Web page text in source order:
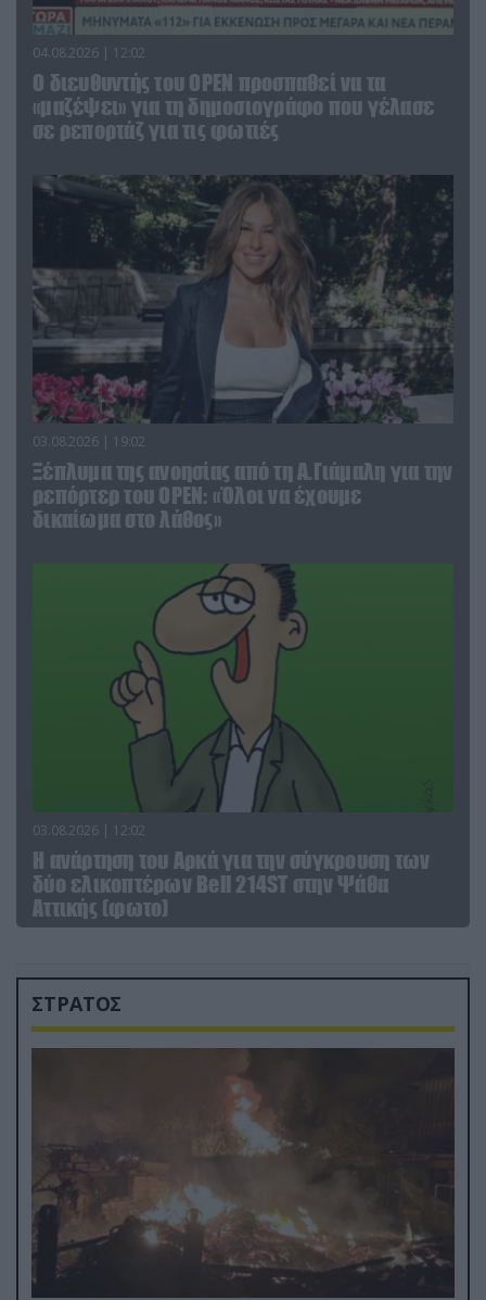
04.08.2026 | 12:02
O διευθυντής του OPEN προσπαθεί να τα
«μαζέψει» για τη δημοσιογράφο που γέλασε
σε ρεπορτάζ για τις φωτιές
03.08.2026 | 19:02
Ξέπλυμα της ανοησίας από τη Α.Γιάμαλη για την
ρεπόρτερ του ΟΡΕΝ: «Όλοι να έχουμε
δικαίωμα στο λάθος»
03.08.2026 | 12:02
Η ανάρτηση του Αρκά για την σύγκρουση των
δύο ελικοπτέρων Bell 214ST στην Ψάθα
Αττικής (φωτο)
ΣΤΡΑΤΟΣ